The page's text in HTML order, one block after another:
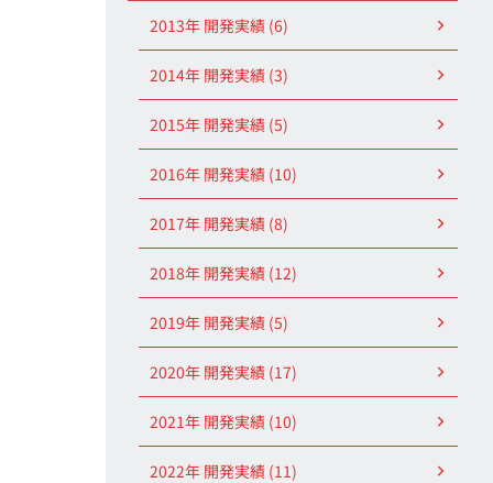
2013年 開発実績 (6)
2014年 開発実績 (3)
2015年 開発実績 (5)
2016年 開発実績 (10)
2017年 開発実績 (8)
2018年 開発実績 (12)
2019年 開発実績 (5)
2020年 開発実績 (17)
2021年 開発実績 (10)
2022年 開発実績 (11)